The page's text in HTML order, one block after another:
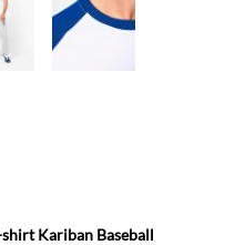
Kariban Baseball